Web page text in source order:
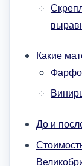
Какие
До и